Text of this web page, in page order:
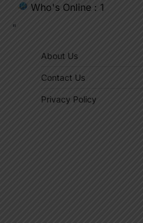
Who's Online : 1
"
About Us
Contact Us
Privacy Policy